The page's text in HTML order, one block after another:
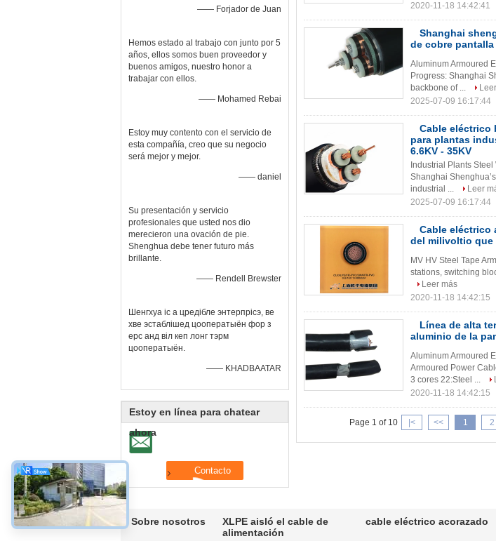
—— Forjador de Juan
Hemos estado al trabajo con junto por 5
años, ellos somos buen proveedor y
buenos amigos, nuestro honor a
trabajar con ellos.
—— Mohamed Rebai
Estoy muy contento con el servicio de
esta compañía, creo que su negocio
será mejor y mejor.
—— daniel
Su presentación y servicio
profesionales que usted nos dio
merecieron una ovación de pie.
Shenghua debe tener futuro más
brillante.
—— Rendell Brewster
Шенгхуа іс а цредібле энтерпрісэ, ве
хве эстаблішед цооператыён фор з
ерс анд віл кеп лонг тэрм
цооператыён.
—— KHADBAATAR
Estoy en línea para chatear
ahora
2020-11-18 14:42:41
Shanghai
de cobre
Aluminum Armoured
Progress: Shanghai
backbone of ...
2025-07-09 16:17:44
Cable eléctrico
para plantas
6.6KV - 35KV
Industrial Plants
Shanghai
industrial ...
Leer
2025-07-09 16:17:44
Cable eléctrico
del milivoltio que
MV HV Steel Tape
stations, switching
Leer más
2020-11-18 14:42:15
Línea de alta
aluminio de la
Aluminum Armoured
Armoured Power
3 cores 22:Steel ...
2020-11-18 14:42:15
Page 1 of 10 |< << 1 2
Sobre nosotros
XLPE aisló el cable de
alimentación
cable eléctrico acorazado